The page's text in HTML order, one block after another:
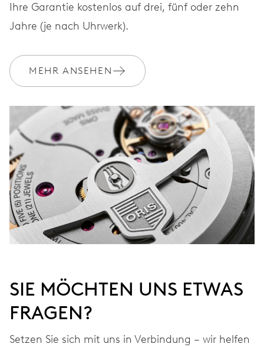
ARMBAND
GARANTIE 2 Jahre
Werden Sie Mitglied bei MyOris und verlängern Sie Ihre Garantie
kostenlos auf 3 Jahre
MYORIS
Ihre Garantie kostenlos auf drei, fünf oder zehn
Jahre (je nach Uhrwerk).
MEHR ANSEHEN
SIE MÖCHTEN UNS ETWAS
FRAGEN?
Setzen Sie sich mit uns in Verbindung – wir helfen